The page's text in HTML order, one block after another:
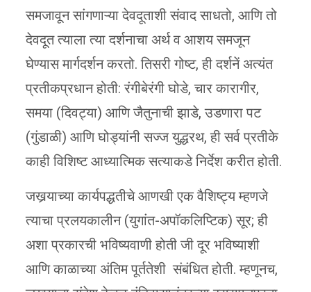
समजावून सांगणाऱ्या देवदूताशी संवाद साधतो, आणि तो
देवदूत त्याला त्या दर्शनाचा अर्थ व आशय समजून
घेण्यास मार्गदर्शन करतो. तिसरी गोष्ट, ही दर्शनें अत्यंत
प्रतीकप्रधान होती: रंगीबेरंगी घोडे, चार कारागीर,
समया (दिवट्या) आणि जैतुनाची झाडे, उडणारा पट
(गुंडाळी) आणि घोड्यांनी सज्ज युद्धरथ, ही सर्व प्रतीके
काही विशिष्ट आध्यात्मिक सत्याकडे निर्देश करीत होती.
जखर्‍याच्या कार्यपद्धतीचे आणखी एक वैशिष्ट्य म्हणजे
त्याचा प्रलयकालीन (युगांत-अपॉकलिप्टिक) सूर; ही
अशा प्रकारची भविष्यवाणी होती जी दूर भविष्याशी
आणि काळाच्या अंतिम पूर्ततेशी संबंधित होती. म्हणूनच,